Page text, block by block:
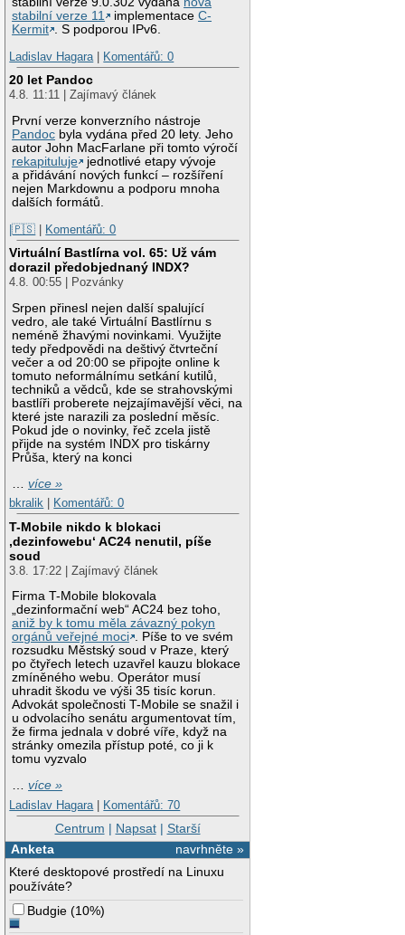
stabilní verze 11
implementaceC-
Kermit . S podporou IPv6.
Ladislav Hagara | Komentářů: 0
20 let Pandoc
4.8. 11:11 | Zajímavý článek
První verze konverzního nástroje
Pandoc byla vydána před 20 lety. Jeho
autor John MacFarlane při tomto výročí
rekapituluje
jednotlivé etapy vývoje
a přidávání nových funkcí – rozšíření
nejen Markdownu a podporu mnoha
dalších formátů.
|🇵🇸 | Komentářů: 0
Virtuální Bastlírna vol. 65: Už vám
dorazil předobjednaný INDX?
4.8. 00:55 | Pozvánky
Srpen přinesl nejen další spalující
vedro, ale také Virtuální Bastlírnu s
neméně žhavými novinkami. Využijte
tedy předpovědi na deštivý čtvrteční
večer a od 20:00 se připojte online k
tomuto neformálnímu setkání kutilů,
techniků a vědců, kde se strahovskými
bastlíři proberete nejzajímavější věci, na
které jste narazili za poslední měsíc.
Pokud jde o novinky, řeč zcela jistě
přijde na systém INDX pro tiskárny
Průša, který na konci
…více »
bkralik
Komentářů: 0
T-Mobile nikdo k blokaci
‚dezinfowebu‘ AC24 nenutil, píše
soud
3.8. 17:22 | Zajímavý článek
Firma T-Mobile blokovala
„dezinformační web“ AC24 bez toho,
aniž by k tomu měla závazný pokyn
orgánů veřejné moci . Píše to ve svém
rozsudku Městský soud v Praze, který
po čtyřech letech uzavřel kauzu blokace
zmíněného webu. Operátor musí
uhradit škodu ve výši 35 tisíc korun.
Advokát společnosti T-Mobile se snažil i
u odvolacího senátu argumentovat tím,
že firma jednala v dobré víře, když na
stránky omezila přístup poté, co ji k
tomu vyzvalo
…více »
Ladislav Hagara | Komentářů: 70
Centrum | Napsat| Starší
navrhněte »
Anketa
Které desktopové prostředí na Linuxu
používáte?
Budgie (10%)